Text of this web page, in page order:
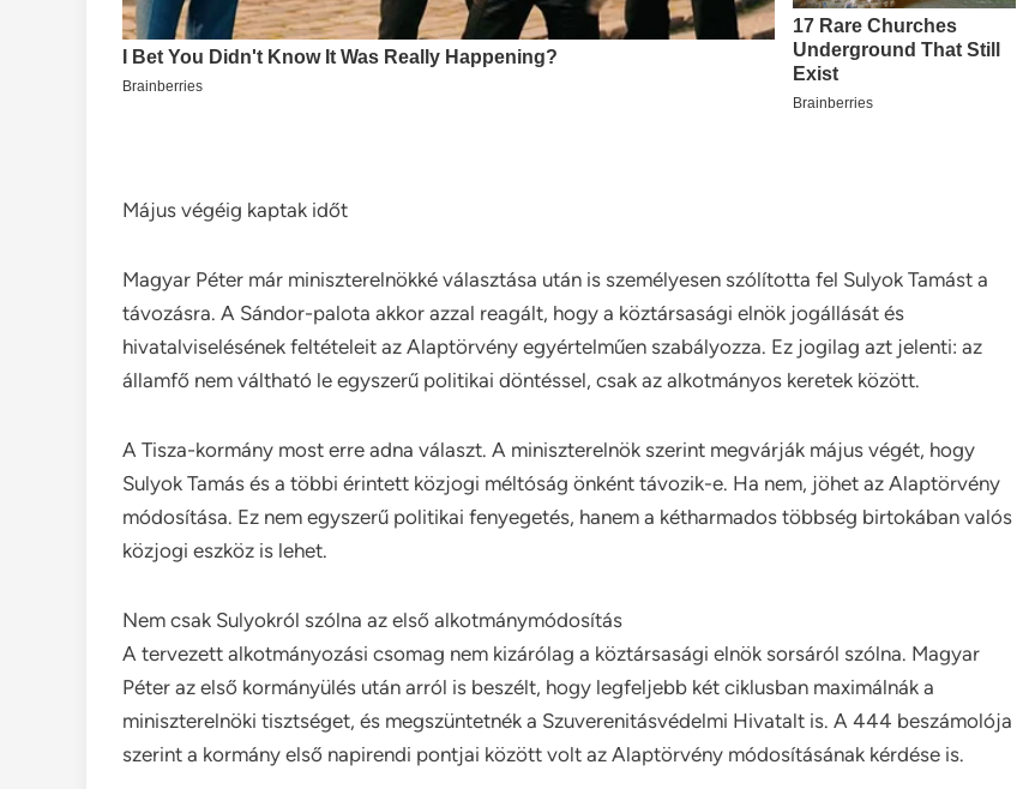
Május végéig kaptak időt
Magyar Péter már miniszterelnökké választása után is személyesen szólította fel Sulyok Tamást a
távozásra. A Sándor-palota akkor azzal reagált, hogy a köztársasági elnök jogállását és
hivatalviselésének feltételeit az Alaptörvény egyértelműen szabályozza. Ez jogilag azt jelenti: az
államfő nem váltható le egyszerű politikai döntéssel, csak az alkotmányos keretek között.
A Tisza-kormány most erre adna választ. A miniszterelnök szerint megvárják május végét, hogy
Sulyok Tamás és a többi érintett közjogi méltóság önként távozik-e. Ha nem, jöhet az Alaptörvény
módosítása. Ez nem egyszerű politikai fenyegetés, hanem a kétharmados többség birtokában valós
közjogi eszköz is lehet.
Nem csak Sulyokról szólna az első alkotmánymódosítás
A tervezett alkotmányozási csomag nem kizárólag a köztársasági elnök sorsáról szólna. Magyar
Péter az első kormányülés után arról is beszélt, hogy legfeljebb két ciklusban maximálnák a
miniszterelnöki tisztséget, és megszüntetnék a Szuverenitásvédelmi Hivatalt is. A 444 beszámolója
szerint a kormány első napirendi pontjai között volt az Alaptörvény módosításának kérdése is.